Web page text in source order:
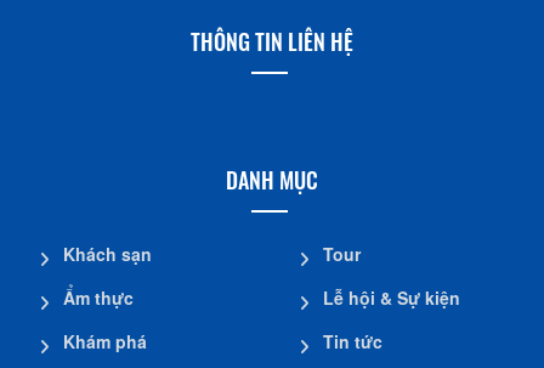
THÔNG TIN LIÊN HỆ
DANH MỤC
Khách sạn
Ẩm thực
Khám phá
Tour
Lễ hội & Sự kiện
Tin tức